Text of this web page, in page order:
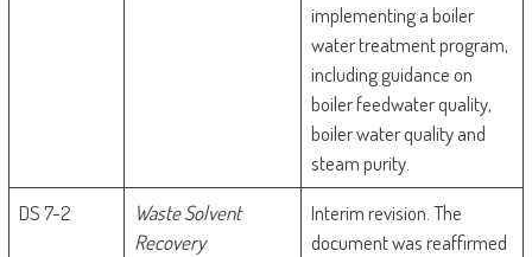
implementing a boiler
water treatment program,
including guidance on
boiler feedwater quality,
boiler water quality and
steam purity.
DS 7-2
Waste Solvent
Recovery
Interim revision. The
document was reaffirmed